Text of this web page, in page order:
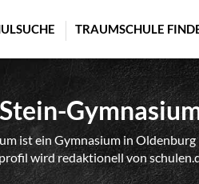
TRAUMSCHULE
ist ein Gymnasium in
wird redaktionell von